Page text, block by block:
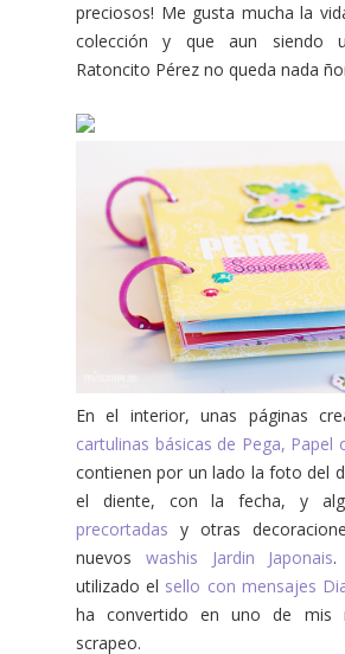
preciosos! Me gusta mucha la
colección y que aun siendo
Ratoncito Pérez no queda nada
En el interior, unas páginas
cartulinas básicas de Pega, Papel
contienen por un lado la foto del
el diente, con la fecha, y
precortadas y otras
nuevos washis Jardin Japonais.
utilizado el sello con mensajes
ha convertido en uno de mis
scrapeo.